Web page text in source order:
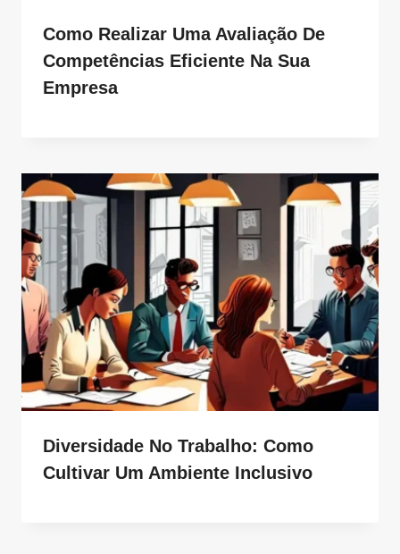
Como Realizar Uma Avaliação De
Competências Eficiente Na Sua
Empresa
Diversidade No Trabalho: Como
Cultivar Um Ambiente Inclusivo